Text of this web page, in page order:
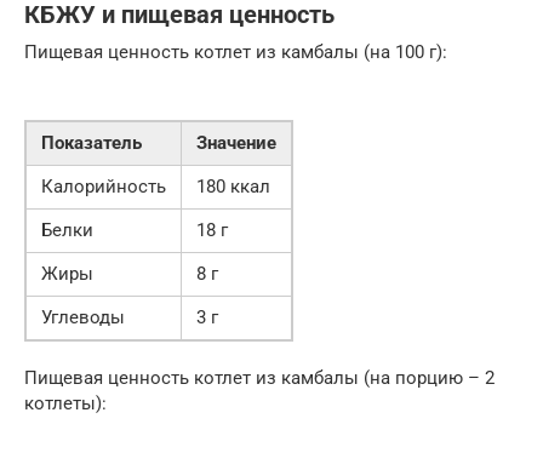
КБЖУ и пищевая ценность
Пищевая ценность котлет из камбалы (на 100 г):
Показатель
Значение
Калорийность
180 ккал
Белки
18 г
Жиры
8 г
Углеводы
3 г
Пищевая ценность котлет из камбалы (на порцию – 2
котлеты):